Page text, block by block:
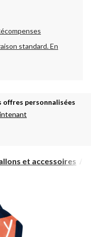
standard.En
offres personnalisées
et accessoires